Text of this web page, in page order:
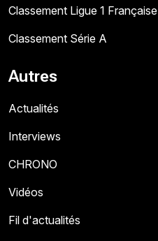
Classement Ligue 1 Française
Classement Série A
Autres
Actualités
Interviews
CHRONO
Vidéos
Fil d'actualités